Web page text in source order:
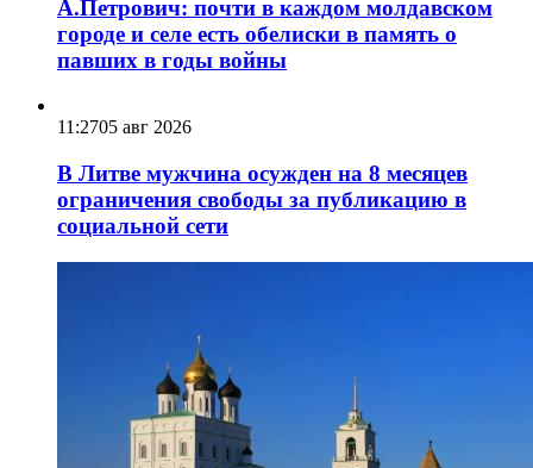
А.Петрович: почти в каждом молдавском
городе и селе есть обелиски в память о
павших в годы войны
11:2705 авг 2026
В Литве мужчина осужден на 8 месяцев
ограничения свободы за публикацию в
социальной сети